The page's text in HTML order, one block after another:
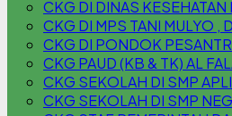
CKG DI DINAS
CKG DI MPS TANI MULYO ,
CKG DI PONDOK
CKG PAUD (KB & TK) AL
CKG SEKOLAH DI SMP
CKG SEKOLAH DI SMP